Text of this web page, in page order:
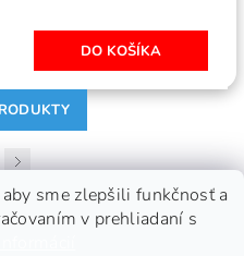
sme zlepšili funkčnosť a
v prehliadaní s